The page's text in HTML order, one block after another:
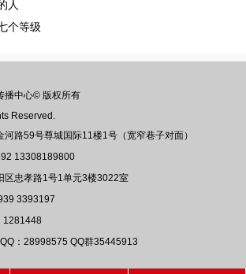
人
个等级
播中心© 版权所有
Reserved.
路59号尊城国际11楼1号（宽窄巷子对面）
13308189800
区忠孝路1号1单元3楼3022室
3393197
1281448
： 28998575 QQ群35445913